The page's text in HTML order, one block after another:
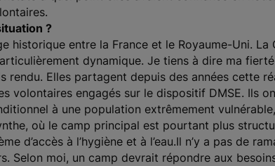
?
historique entre la France et le Royaume-Uni.
dynamique. Je tiens à dire ma
rendu. Elles partagent depuis des années cette
volontaires engagés sur le dispositif DMSE. Ils
à une population extrêmement
où le camp principal est pourtant plus
d’accès à l’hygiène et à l’eau.Il n’y a pas de
Selon moi, un camp devrait répondre aux